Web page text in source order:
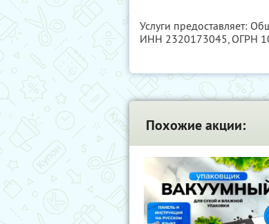
Услуги предоставляет:
ИНН 2320173045, ОГРН
Похожие акции: